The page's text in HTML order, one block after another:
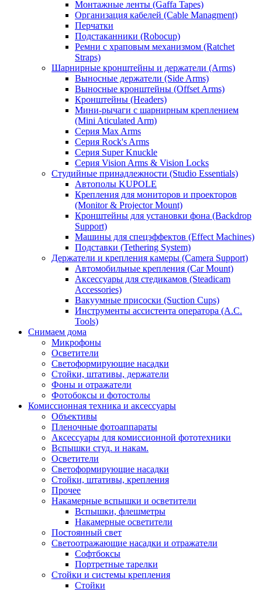
Монтажные ленты (Gaffa Tapes)
Организация кабелей (Cable Managment)
Перчатки
Подстаканники (Robocup)
Ремни с храповым механизмом (Ratchet
Straps)
Шарнирные кронштейны и держатели (Arms)
Выносные держатели (Side Arms)
Выносные кронштейны (Offset Arms)
Кронштейны (Headers)
Мини-рычаги с шарнирным креплением
(Mini Aticulated Arm)
Серия Max Arms
Серия Rock's Arms
Серия Super Knuckle
Серия Vision Arms & Vision Locks
Студийные принадлежности (Studio Essentials)
Автополы KUPOLE
Крепления для мониторов и проекторов
(Monitor & Projector Mount)
Кронштейны для установки фона (Backdrop
Support)
Машины для спецэффектов (Effect Machines)
Подставки (Tethering System)
Держатели и крепления камеры (Camera Support)
Автомобильные крепления (Car Mount)
Аксессуары для стедикамов (Steadicam
Accessories)
Вакуумные присоски (Suction Cups)
Инструменты ассистента оператора (A.C.
Tools)
Снимаем дома
Микрофоны
Осветители
Светоформирующие насадки
Стойки, штативы, держатели
Фоны и отражатели
Фотобоксы и фотостолы
Комиссионная техника и аксессуары
Объективы
Пленочные фотоаппараты
Аксессуары для комиссионной фототехники
Вспышки студ. и накам.
Осветители
Светоформирующие насадки
Стойки, штативы, крепления
Прочее
Накамерные вспышки и осветители
Вспышки, флешметры
Накамерные осветители
Постоянный свет
Светоотражающие насадки и отражатели
Софтбоксы
Портретные тарелки
Стойки и системы крепления
Стойки